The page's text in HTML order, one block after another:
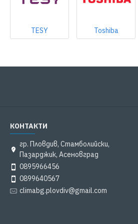
TESY Toshiba
КОНТАКТИ
гр. Пловдив, Стамболийски,
Пазарджик, Асеновград
0895966456
0899640567
climabg.plovdiv@gmail.com